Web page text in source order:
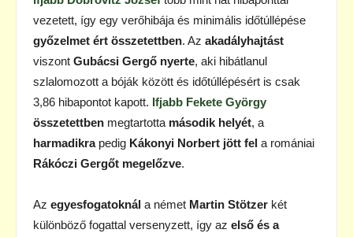
vezetett, így egy verőhibája és minimális időtúllépése
győzelmet ért összetettben. Az akadályhajtást
viszont Gubácsi Gergő nyerte, aki hibátlanul
szlalomozott a bóják között és időtúllépésért is csak
3,86 hibapontot kapott. Ifjabb Fekete György
összetettben megtartotta második helyét, a
harmadikrapedig Kákonyi Norbert jött fel a romániai
Rákóczi Gergőt megelőzve.
Az egyesfogatoknál a német Martin Stötzer két
különböző fogattal versenyzett, így az első és a